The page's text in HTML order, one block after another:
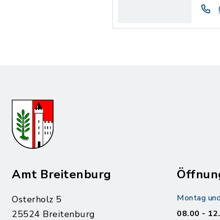
Amt Breitenburg
Osterholz 5
25524 Breitenburg
Montag
08.00 -